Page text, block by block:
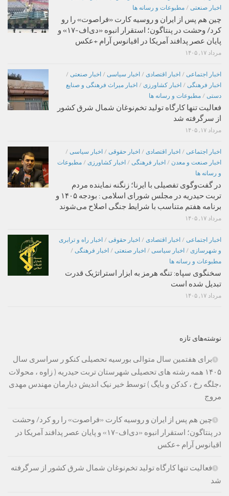
اخبار صنعتی / مطبوعات و رسانه ها
چین هم پس از ایران و روسیه کارت «فراصوت» را رو
کرد/ وحشت در پنتاگون؛ استقرار انبوه «دی‌اف‑۱۷» و
پایان عصر پدافند آمریکا در اقیانوس آرام +عکس
مرداد ۱۷, ۱۴۰۵
اخبار اجتماعی / اخبار اقتصادی / اخبار سیاسی / اخبار صنعتی /
اخبار فرهنگی / اخبار کشاورزی / اخبار میراث فرهنگی و صنایع
دستی / مطبوعات و رسانه ها
فعالیت تنها کارگاه تولید تخم‌نوغان شمال شرق کشور
از سرگرفته شد
مرداد ۱۷, ۱۴۰۵
اخبار اجتماعی / اخبار اقتصادی / اخبار حقوقی / اخبار سیاسی /
اخبار صنعت و معدن / اخبار فرهنگی / اخبار کشاورزی / مطبوعات
و رسانه ها
در گفت‌وگوی تفصیلی با ایرنا؛ زنگنه نماینده مردم
تربت حیدریه در مجلس شورای اسلامی : بودجه ۱۴۰۵ و
برنامه هفتم متناسب با شرایط جنگی اصلاح می‌شوند
مرداد ۱۷, ۱۴۰۵
اخبار اجتماعی / اخبار اقتصادی / اخبار حقوقی / اخبار راه و ترابری
و شهرسازی / اخبار سیاسی / اخبار صنعتی / اخبار فرهنگی /
مطبوعات و رسانه ها
سخنگوی سپاه: تنگه هرمز به ابزار استراتژیک قدرت
تبدیل شده است
مرداد ۱۷, ۱۴۰۵
نوشته‌های تازه
برای هفتمین سال متوالی بورسیه تحصیلی کنکو ر سراسری سال
۱۴۰۵ همه رشته های تحصیلی شهرستان تربت حیدریه ( زاوه ، محولات
،جلگه رخ ، کدکن و بایگ ) توسط خیر نیک اندیش دیارمان مهندس مهدی
مروج
چین هم پس از ایران و روسیه کارت «فراصوت» را رو کرد/ وحشت
در پنتاگون؛ استقرار انبوه «دی‌اف‑۱۷» و پایان عصر پدافند آمریکا در
اقیانوس آرام +عکس
فعالیت تنها کارگاه تولید تخم‌نوغان شمال شرق کشور از سرگرفته
شد